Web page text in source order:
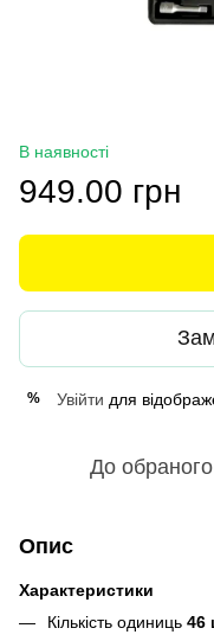
В наявності
949.00 грн
% Увійти для
До обраного
Опис
Характеристики
Кількість одиниць 46